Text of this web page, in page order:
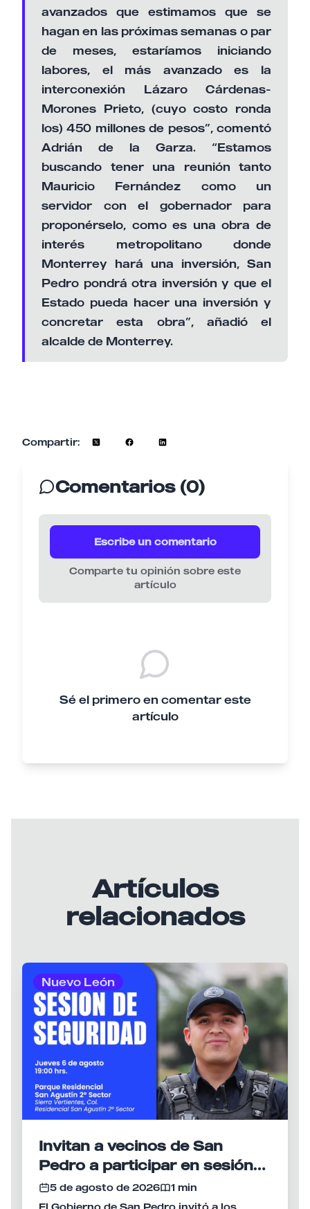
avanzados que estimamos que se
hagan en las próximas semanas o par
de meses, estaríamos iniciando
labores, el más avanzado es la
interconexión Lázaro Cárdenas-
Morones Prieto, (cuyo costo ronda
los) 450 millones de pesos”, comentó
Adrián de la Garza. “Estamos
buscando tener una reunión tanto
Mauricio Fernández como un
servidor con el gobernador para
proponérselo, como es una obra de
interés metropolitano donde
Monterrey hará una inversión, San
Pedro pondrá otra inversión y que el
Estado pueda hacer una inversión y
concretar esta obra”, añadió el
alcalde de Monterrey.
Compartir:
Comentarios (0)
Escribe un comentario
Comparte tu opinión sobre este
artículo
Sé el primero en comentar este
artículo
Artículos
relacionados
Nuevo León
Invitan a vecinos de San
Pedro a participar en sesión
de seguridad "Por un Solo
San Pedro Seguro y en Paz"
5 de agosto de 2026
1 min
El Gobierno de San Pedro invitó a los